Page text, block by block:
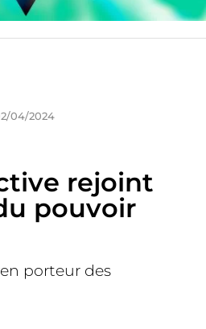
04/2024
rejoint
pouvoir
porteur des